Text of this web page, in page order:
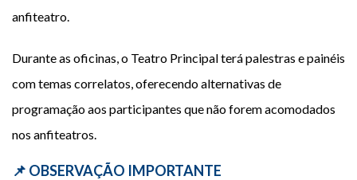
anfiteatro.
Durante as oficinas, o Teatro Principal terá palestras e painéis
com temas correlatos, oferecendo alternativas de
programação aos participantes que não forem acomodados
nos anfiteatros.
📌 OBSERVAÇÃO IMPORTANTE